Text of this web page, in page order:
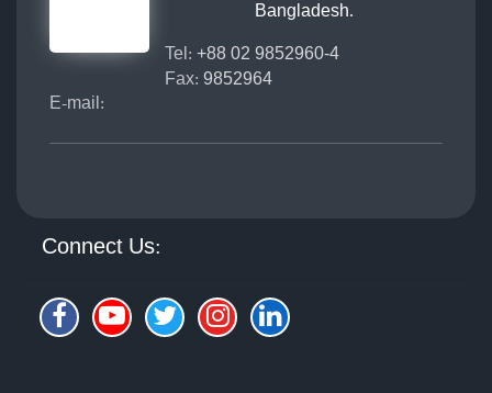
Bangladesh.
Tel: +88 02 9852960-4
Fax: 9852964
E-mail:
Connect Us: